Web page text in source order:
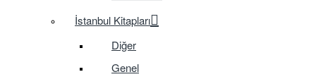
İstanbul Kitapları
Diğer
Genel